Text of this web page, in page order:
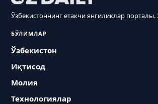
Ўзбекистоннинг етакчи янгиликлар
БЎЛИМЛАР
Ўзбекистон
Иқтисод
Молия
Технологиялар